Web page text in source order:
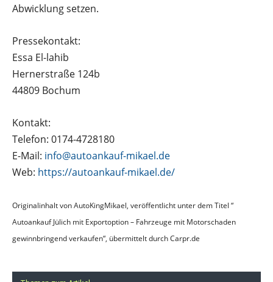
Abwicklung setzen.
Pressekontakt:
Essa El-lahib
Hernerstraße 124b
44809 Bochum
Kontakt:
Telefon: 0174-4728180
E-Mail: info@autoankauf-mikael.de
Web: https://autoankauf-mikael.de/
Originalinhalt von AutoKingMikael, veröffentlicht unter dem Titel “
Autoankauf Jülich mit Exportoption – Fahrzeuge mit Motorschaden
gewinnbringend verkaufen“, übermittelt durch Carpr.de